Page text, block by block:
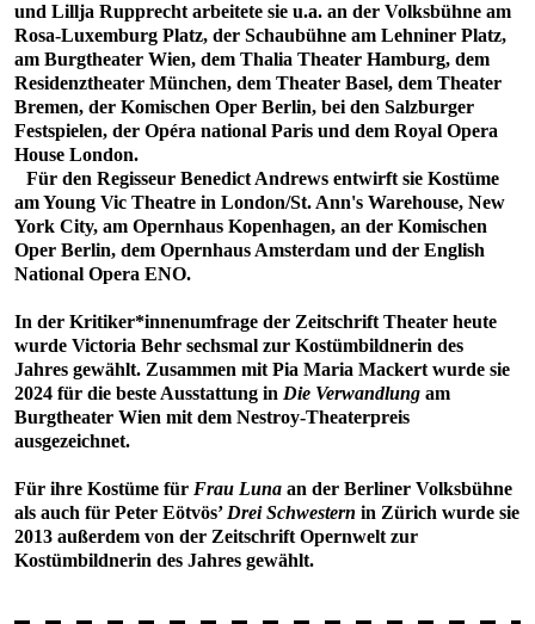
und Lillja Rupprecht arbeitete sie u.a. an der Volksbühne am
Rosa-Luxemburg Platz, der Schaubühne am Lehniner Platz,
am Burgtheater Wien, dem Thalia Theater Hamburg, dem
Residenztheater München, dem Theater Basel, dem Theater
Bremen, der Komischen Oper Berlin, bei den Salzburger
Festspielen, der Opéra national Paris und dem Royal Opera
House London.
Für den Regisseur Benedict Andrews entwirft sie Kostüme
am Young Vic Theatre in London/St. Ann's Warehouse, New
York City, am Opernhaus Kopenhagen, an der Komischen
Oper Berlin, dem Opernhaus Amsterdam und der English
National Opera ENO.
In der Kritiker*innenumfrage der Zeitschrift Theater heute
wurde Victoria Behr sechsmal zur Kostümbildnerin des
Jahres gewählt. Zusammen mit Pia Maria Mackert wurde sie
2024 für die beste Ausstattung in Die Verwandlung am
Burgtheater Wien mit dem Nestroy-Theaterpreis
ausgezeichnet.
Für ihre Kostüme für Frau Luna an der Berliner Volksbühne
als auch für Peter Eötvös’ Drei Schwestern in Zürich wurde sie
2013 außerdem von der Zeitschrift Opernwelt zur
Kostümbildnerin des Jahres gewählt.